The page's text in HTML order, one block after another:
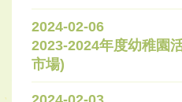
2024-02-06
2023-2024年度幼稚園
市場)